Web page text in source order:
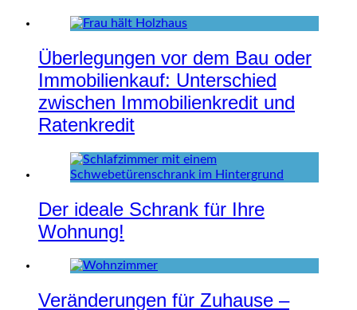
Überlegungen vor dem Bau oder
Immobilienkauf: Unterschied
zwischen Immobilienkredit und
Ratenkredit
Der ideale Schrank für Ihre
Wohnung!
Veränderungen für Zuhause –